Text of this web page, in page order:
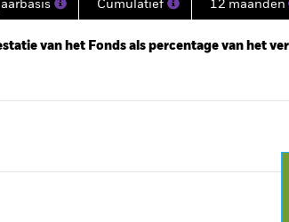
06-30 00:00:00.
Cumulatief 12 maanden
van het Fonds als percentage van het